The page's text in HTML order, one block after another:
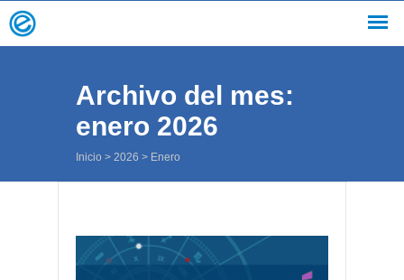
Archivo del mes:
enero 2026
Inicio > 2026 > Enero